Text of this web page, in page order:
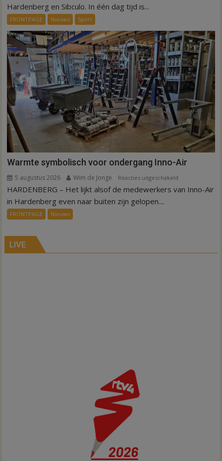
kunstgras
weg
in
Hardenberg
en
Sibculo
Hardenberg en Sibculo. In één dag tijd is...
FRONTPAGE Nieuws Sport
Warmte symbolisch voor ondergang Inno-Air
5 augustus 2026 Wim de Jonge Reacties uitgeschakeld
Warmte
HARDENBERG – Het lijkt alsof de medewerkers van Inno-Air
in Hardenberg even naar buiten zijn gelopen....
FRONTPAGE Nieuws
LIVE